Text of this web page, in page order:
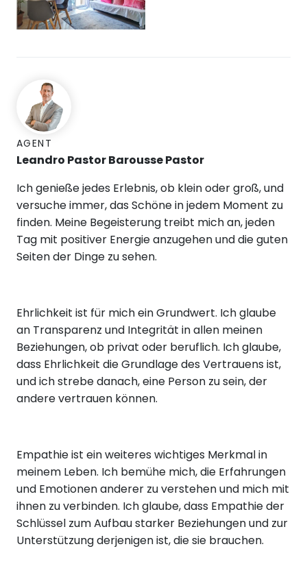
AGENT
Leandro Pastor Barousse Pastor
Ich genieße jedes Erlebnis, ob klein oder groß, und
versuche immer, das Schöne in jedem Moment zu
finden. Meine Begeisterung treibt mich an, jeden
Tag mit positiver Energie anzugehen und die guten
Seiten der Dinge zu sehen.
Ehrlichkeit ist für mich ein Grundwert. Ich glaube
an Transparenz und Integrität in allen meinen
Beziehungen, ob privat oder beruflich. Ich glaube,
dass Ehrlichkeit die Grundlage des Vertrauens ist,
und ich strebe danach, eine Person zu sein, der
andere vertrauen können.
Empathie ist ein weiteres wichtiges Merkmal in
meinem Leben. Ich bemühe mich, die Erfahrungen
und Emotionen anderer zu verstehen und mich mit
ihnen zu verbinden. Ich glaube, dass Empathie der
Schlüssel zum Aufbau starker Beziehungen und zur
Unterstützung derjenigen ist, die sie brauchen.